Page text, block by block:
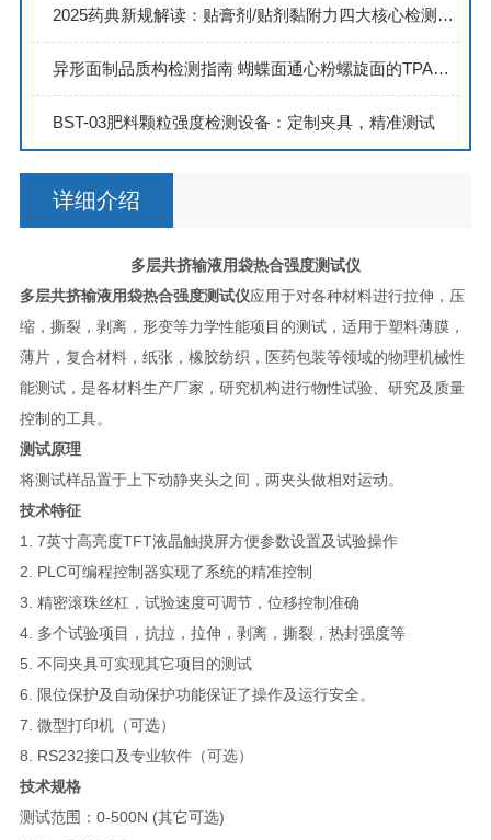
2025药典新规解读：贴膏剂/贴剂黏附力四大核心检测技术全解析
异形面制品质构检测指南 蝴蝶面通心粉螺旋面的TPA测试方法
BST-03肥料颗粒强度检测设备：定制夹具，精准测试
详细介绍
多层共挤输液用袋热合强度测试仪
多层共挤输液用袋热合强度测试仪应用于对各种材料进行拉伸，压
缩，撕裂，剥离，形变等力学性能项目的测试，适用于塑料薄膜，
薄片，复合材料，纸张，橡胶纺织，医药包装等领域的物理机械性
能测试，是各材料生产厂家，研究机构进行物性试验、研究及质量
控制的工具。
测试原理
将测试样品置于上下动静夹头之间，两夹头做相对运动。
技术特征
1. 7英寸高亮度TFT液晶触摸屏方便参数设置及试验操作
2. PLC可编程控制器实现了系统的精准控制
3. 精密滚珠丝杠，试验速度可调节，位移控制准确
4. 多个试验项目，抗拉，拉伸，剥离，撕裂，热封强度等
5. 不同夹具可实现其它项目的测试
6.
限位保护及自动保护功能保证了操作及运行安全。
7. 微型打印机（可选）
8. RS232接口及专业软件（可选）
技术规格
测试范围： 0-500N (其它可选)